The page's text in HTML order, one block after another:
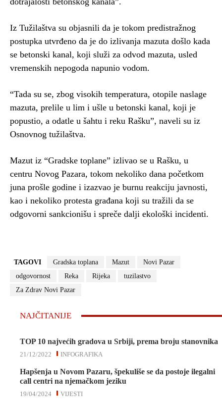
Iz Tužilaštva su objasnili da je tokom predistražnog
postupka utvrđeno da je do izlivanja mazuta došlo kada
se betonski kanal, koji služi za odvod mazuta, usled
vremenskih nepogoda napunio vodom.
“Tada su se, zbog visokih temperatura, otopile naslage
mazuta, prelile u lim i ušle u betonski kanal, koji je
popustio, a odatle u šahtu i reku Rašku”, naveli su iz
Osnovnog tužilaštva.
Mazut iz “Gradske toplane” izlivao se u Rašku, u
centru Novog Pazara, tokom nekoliko dana početkom
juna prošle godine i izazvao je burnu reakciju javnosti,
kao i nekoliko protesta građana koji su tražili da se
odgovorni sankcionišu i spreče dalji ekološki incidenti.
TAGOVI Gradska toplana Mazut
Novi Pazar
odgovornost
Reka Rijeka
tuzilastvo
Za Zdrav Novi Pazar
NAJČITANIJE
TOP 10 najvećih gradova u Srbiji, prema broju stanovnika
INFOGRAFIKA
21/12/2022
Hapšenja u Novom Pazaru, špekuliše se da postoje ilegalni
call centri na njemačkom jeziku
VIJESTI
19/04/2024